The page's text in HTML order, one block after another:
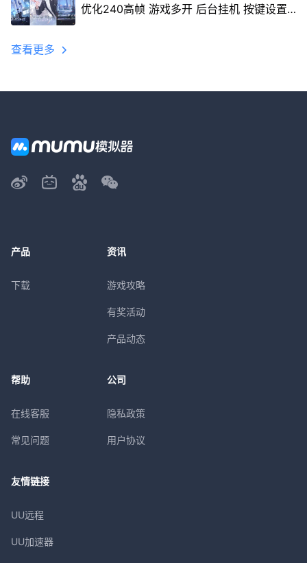
优化240高帧 游戏多开 后台挂机 按键设置
查看更多
产品
下载
资讯
游戏攻略
有奖活动
产品动态
帮助
在线客服
常见问题
公司
隐私政策
用户协议
友情链接
UU远程
UU加速器